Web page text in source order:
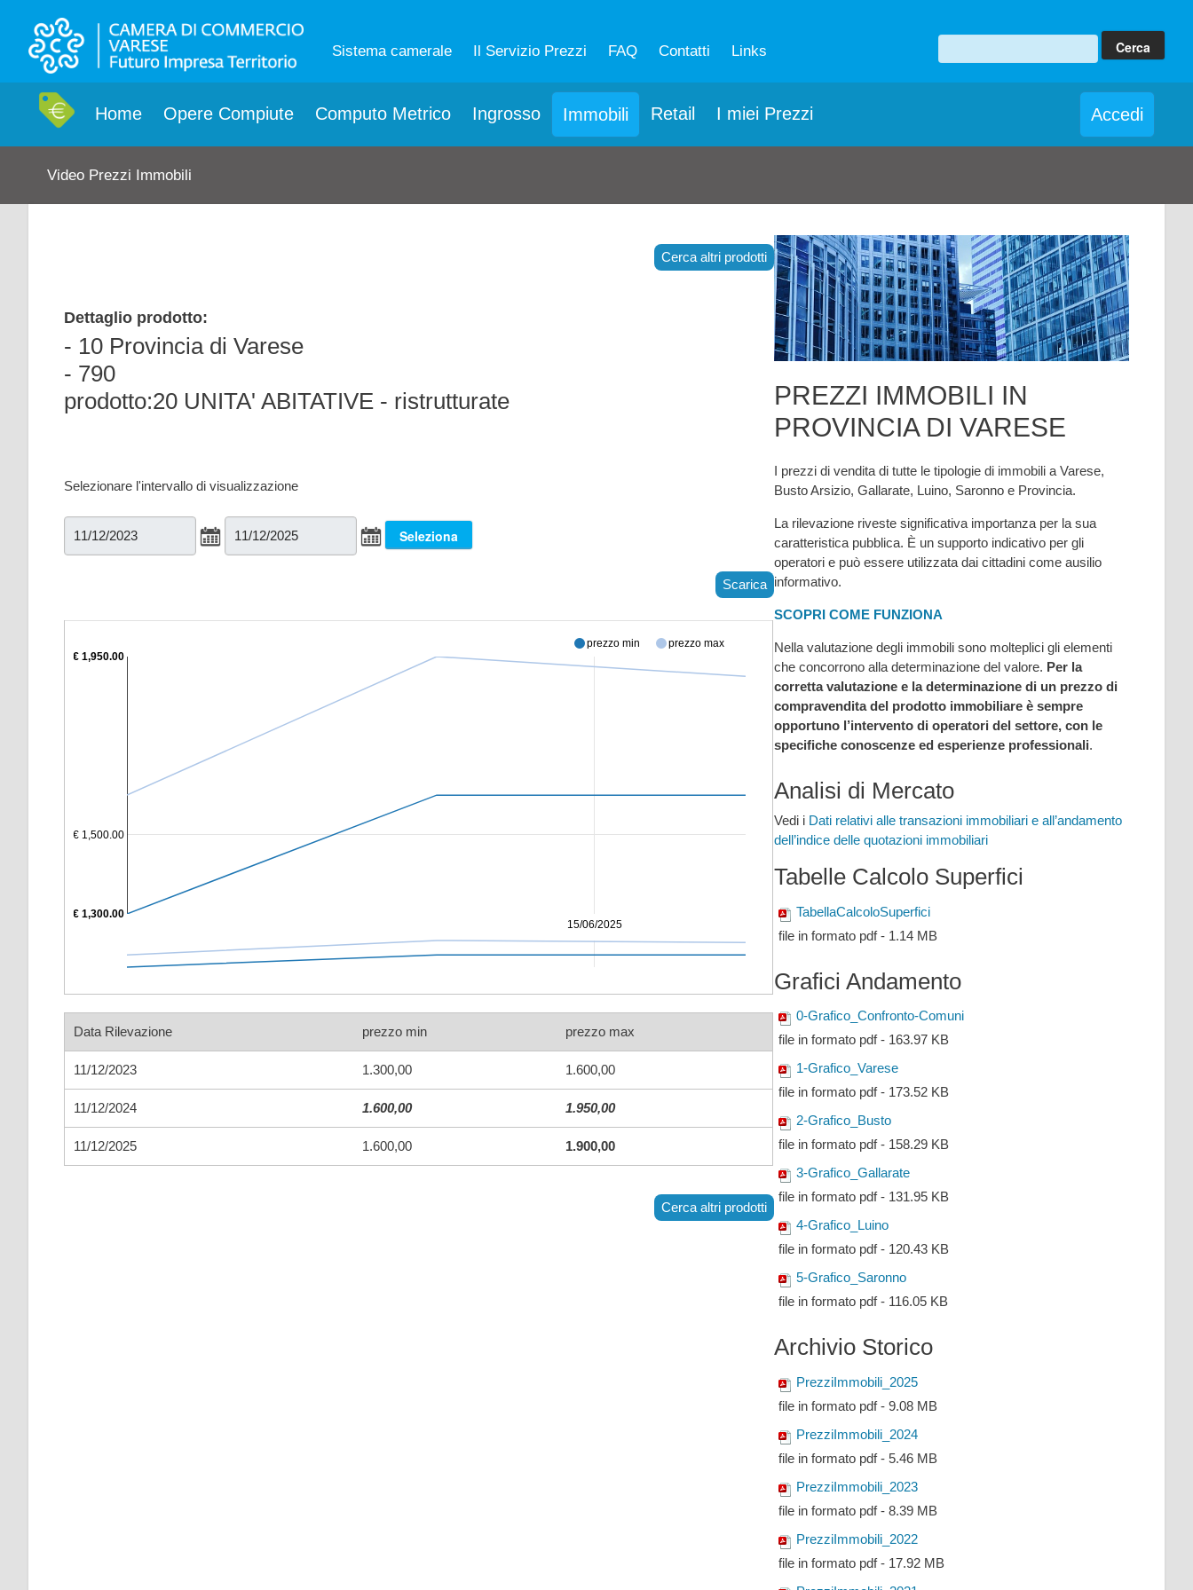
Sistema camerale Il Servizio Prezzi FAQ Contatti Links
Home Opere Compiute Computo Metrico Ingrosso Immobili Retail I miei Prezzi Accedi
Video Prezzi Immobili
Cerca altri prodotti
Dettaglio prodotto:
- 10 Provincia di Varese
- 790
prodotto:20 UNITA' ABITATIVE - ristrutturate
Selezionare l'intervallo di visualizzazione
Scarica
prezzo min prezzo max
15/06/2025
€ 1,500.00
€ 1,300.00
€ 1,950.00
Data Rilevazione prezzo min prezzo max
11/12/2023 1.300,00 1.600,00
11/12/2024 1.600,00 1.950,00
11/12/2025 1.600,00 1.900,00
Cerca altri prodotti
PREZZI IMMOBILI IN
PROVINCIA DI VARESE
I prezzi di vendita di tutte le tipologie di immobili a Varese,
Busto Arsizio, Gallarate, Luino, Saronno e Provincia.
La rilevazione riveste significativa importanza per la sua
caratteristica pubblica. È un supporto indicativo per gli
operatori e può essere utilizzata dai cittadini come ausilio
informativo.
SCOPRI COME FUNZIONA
Nella valutazione degli immobili sono molteplici gli elementi
che concorrono alla determinazione del valore. Per la
corretta valutazione e la determinazione di un prezzo di
compravendita del prodotto immobiliare è sempre
opportuno l’intervento di operatori del settore, con le
specifiche conoscenze ed esperienze professionali.
Analisi di Mercato
Vedi i Dati relativi alle transazioni immobiliari e all’andamento
dell’indice delle quotazioni immobiliari
Tabelle Calcolo Superfici
TabellaCalcoloSuperfici
file in formato pdf - 1.14 MB
Grafici Andamento
0-Grafico_Confronto-Comuni
file in formato pdf - 163.97 KB
1-Grafico_Varese
file in formato pdf - 173.52 KB
2-Grafico_Busto
file in formato pdf - 158.29 KB
3-Grafico_Gallarate
file in formato pdf - 131.95 KB
4-Grafico_Luino
file in formato pdf - 120.43 KB
5-Grafico_Saronno
file in formato pdf - 116.05 KB
Archivio Storico
PrezziImmobili_2025
file in formato pdf - 9.08 MB
PrezziImmobili_2024
file in formato pdf - 5.46 MB
PrezziImmobili_2023
file in formato pdf - 8.39 MB
PrezziImmobili_2022
file in formato pdf - 17.92 MB